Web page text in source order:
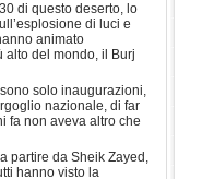
di questo deserto, lo
di luci e
animato
alto del mondo, il Burj
solo inaugurazioni,
nazionale, di far
fa non aveva altro che
partire da Sheik Zayed,
hanno visto la